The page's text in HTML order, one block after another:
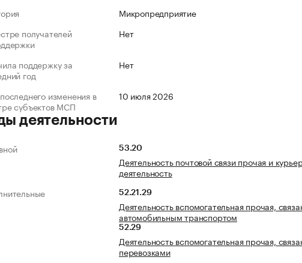
Микропредприятие
получателей
Нет
поддержку за
год
Нет
изменения в
субъектов МСП
10 июля 2026
деятельности
53.20
Деятельность почтовой связи прочая и
деятельность
52.21.29
Деятельность вспомогательная прочая,
автомобильным транспортом
52.29
Деятельность вспомогательная прочая,
перевозками